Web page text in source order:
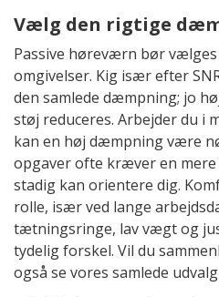
Vælg den rigtige
Passive høreværn bør
omgivelser. Kig især efter
den samlede dæmpning; jo
støj reduceres. Arbejder du i
kan en høj dæmpning være
opgaver ofte kræver en mere
stadig kan orientere dig.
rolle, især ved lange
tætningsringe, lav vægt og
tydelig forskel. Vil du
også se vores samlede